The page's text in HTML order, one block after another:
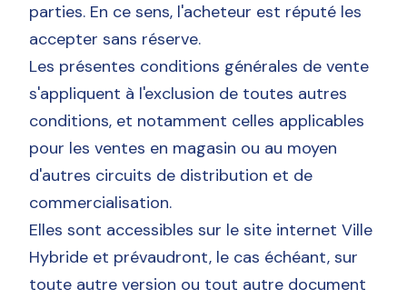
parties. En ce sens, l'acheteur est réputé les
accepter sans réserve.
Les présentes conditions générales de vente
s'appliquent à l'exclusion de toutes autres
conditions, et notamment celles applicables
pour les ventes en magasin ou au moyen
d'autres circuits de distribution et de
commercialisation.
Elles sont accessibles sur le site internet Ville
Hybride et prévaudront, le cas échéant, sur
toute autre version ou tout autre document